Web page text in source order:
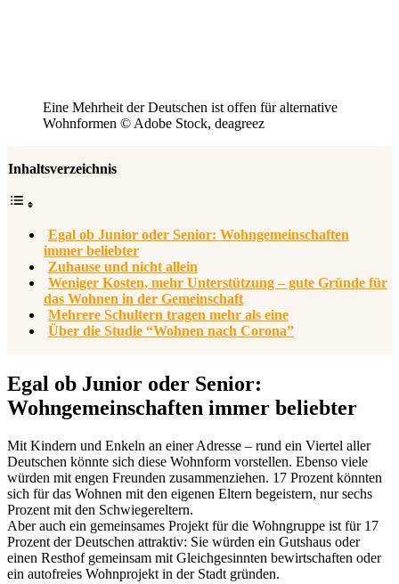
Eine Mehrheit der Deutschen ist offen für alternative
Wohnformen © Adobe Stock, deagreez
Inhaltsverzeichnis
Egal ob Junior oder Senior: Wohngemeinschaften
immer beliebter
Zuhause und nicht allein
Weniger Kosten, mehr Unterstützung – gute Gründe für
das Wohnen in der Gemeinschaft
Mehrere Schultern tragen mehr als eine
Über die Studie “Wohnen nach Corona”
Egal ob Junior oder Senior:
Wohngemeinschaften immer beliebter
Mit Kindern und Enkeln an einer Adresse – rund ein Viertel aller
Deutschen könnte sich diese Wohnform vorstellen. Ebenso viele
würden mit engen Freunden zusammenziehen. 17 Prozent könnten
sich für das Wohnen mit den eigenen Eltern begeistern, nur sechs
Prozent mit den Schwiegereltern.
Aber auch ein gemeinsames Projekt für die Wohngruppe ist für 17
Prozent der Deutschen attraktiv: Sie würden ein Gutshaus oder
einen Resthof gemeinsam mit Gleichgesinnten bewirtschaften oder
ein autofreies Wohnprojekt in der Stadt gründen.